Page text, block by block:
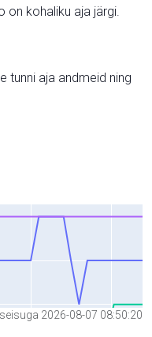
on kohaliku aja järgi.
tunni aja andmeid ning
2026-08-07 08:50:20